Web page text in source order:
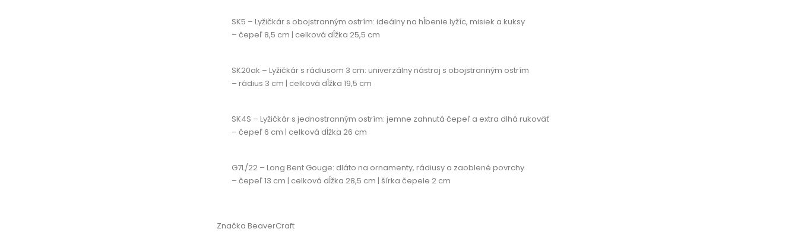
SK5 – Lyžičkár s obojstranným ostrím: ideálny na hĺbenie lyžíc, misiek a kuksy
– čepeľ 8,5 cm | celková dĺžka 25,5 cm
SK20ak – Lyžičkár s rádiusom 3 cm: univerzálny nástroj s obojstranným ostrím
– rádius 3 cm | celková dĺžka 19,5 cm
SK4S – Lyžičkár s jednostranným ostrím: jemne zahnutá čepeľ a extra dlhá rukoväť
– čepeľ 6 cm | celková dĺžka 26 cm
G7L/22 – Long Bent Gouge: dláto na ornamenty, rádiusy a zaoblené povrchy
– čepeľ 13 cm | celková dĺžka 28,5 cm | šírka čepele 2 cm
Značka BeaverCraft